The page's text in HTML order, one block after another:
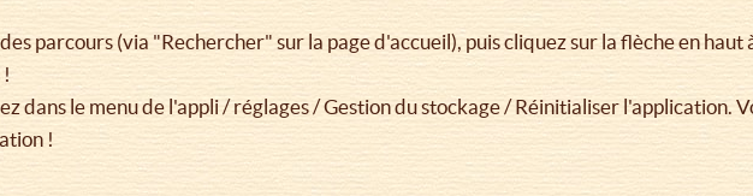
parcours (via "Rechercher" sur la page d'accueil), puis cliquez sur la flèche en
!
dans le menu de l'appli / réglages / Gestion du stockage / Réinitialiser l'application.
!